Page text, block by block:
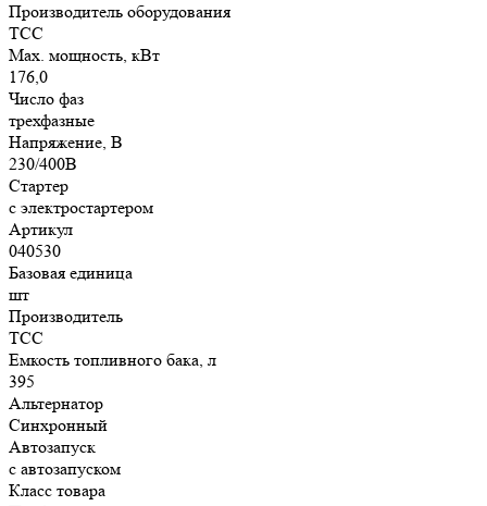
Производитель оборудования
ТСС
Max. мощность, кВт
176,0
Число фаз
трехфазные
Напряжение, В
230/400В
Стартер
с электростартером
Артикул
040530
Базовая единица
шт
Производитель
ТСС
Емкость топливного бака, л
395
Альтернатор
Синхронный
Автозапуск
с автозапуском
Класс товара